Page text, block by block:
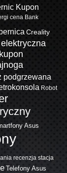
Kupon
cena Bank
Creality
podgrzewana
Robot
Asus
recenzja stacja
Telefony Asus